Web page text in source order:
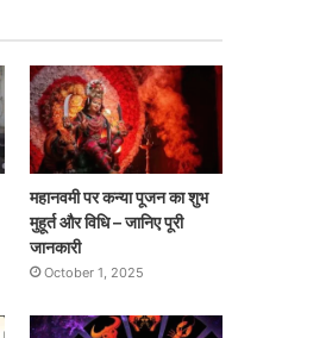
महानवमी पर कन्या पूजन का शुभ
मुहूर्त और विधि – जानिए पूरी
जानकारी
October 1, 2025